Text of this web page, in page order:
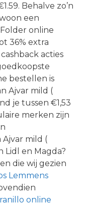
Behalve zo’n
een
online
36% extra
acties
bestellen is
Ajvar mild (
je tussen €1,53
merken zijn
mild (
Lidl en Magda?
die wij gezien
Lemmens
online